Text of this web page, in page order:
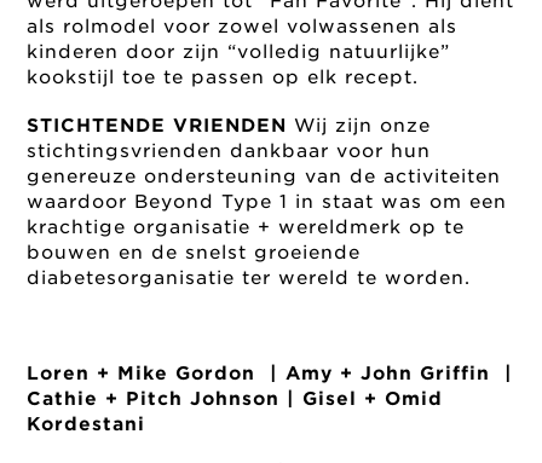
als rolmodel voor zowel volwassenen als
kinderen door zijn “volledig natuurlijke”
kookstijl toe te passen op elk recept.
STICHTENDE VRIENDENWij zijn onze
stichtingsvrienden dankbaar voor hun
genereuze ondersteuning van de activiteiten
waardoor Beyond Type 1 in staat was om een
krachtige organisatie + wereldmerk op te
bouwen en de snelst groeiende
diabetesorganisatie ter wereld te worden.
Loren + Mike Gordon | Amy + John Griffin |
Cathie + Pitch Johnson | Gisel + Omid
Kordestani